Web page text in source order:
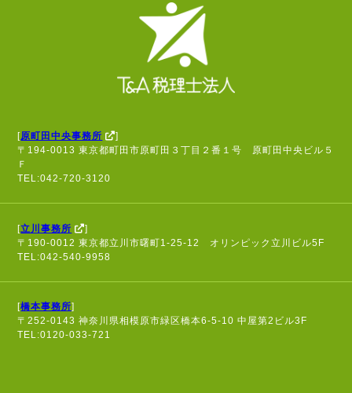
[原町田中央事務所
]
〒194-0013 東京都町田市原町田３丁目２番１号 原町田中央ビル５
Ｆ
TEL:042-720-3120
[立川事務所
]
〒190-0012 東京都立川市曙町1-25-12 オリンピック立川ビル5F
TEL:042-540-9958
[橋本事務所]
〒252-0143 神奈川県相模原市緑区橋本6-5-10 中屋第2ビル3F
TEL:0120-033-721